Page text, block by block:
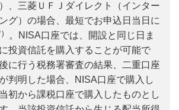
、三菱ＵＦＪダイレクト（インター
グ）の場合、最短でお申込日当日に
。NISA口座では、開設と同じ日ま
投資信託を購入することが可能で
に行う税務署審査の結果、二重口座
判明した場合、NISA口座で購入し
初から課税口座で購入したものとし